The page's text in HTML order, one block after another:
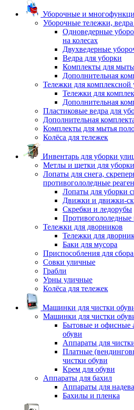
Уборочные и
Уборочные тележки, ведра
Одноведерные
на колесах
Двухведерные
Ведра для уборки
Комплекты для
Дополнительная
Тележки для комплексной
Тележки для
Дополнительная
Пластиковые ведра для
Дополнительная
Комплекты для мытья
Колёса для тележек
Инвентарь для уборки
Метлы и щетки для
Лопаты для снега,
противогололедные
Лопаты для уборки
Движки и движки-
Скребки и ледорубы
Противогололедные
Тележки для дворников
Тележки для
Баки для мусора
Приспособления для
Совки уличные
Грабли
Урны уличные
Колёса для тележек
Машинки для чистки
Машинки для чистки
Бытовые и офисные
обуви
Аппараты для
Платные
чистки обуви
Крем для обуви
Аппараты для бахил
Аппараты для
Бахилы и пленка